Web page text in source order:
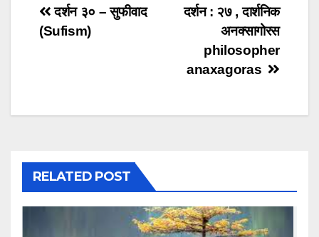
Post
navigation
दर्शन : २७ , दार्शनिक
अनक्सागोरस
philosopher
anaxagoras
दर्शन ३० – सुफीवाद
(Sufism)
RELATED POST